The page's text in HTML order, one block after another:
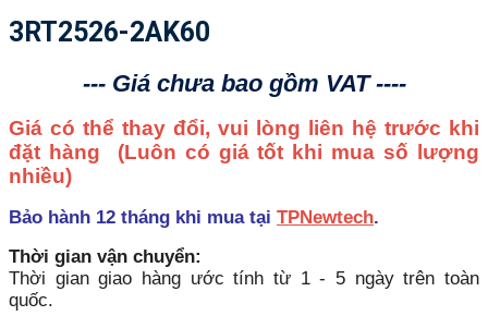
3RT2526-2AK60
--- Giá chưa bao gồm VAT ----
Giá có thể thay đổi, vui lòng liên hệ trước khi
đặt hàng (Luôn có giá tốt khi mua số lượng
nhiều)
Bảo hành 12 tháng khi mua tại TPNewtech.
Thời gian vận chuyển:
Thời gian giao hàng ước tính từ 1 - 5 ngày trên toàn
quốc.